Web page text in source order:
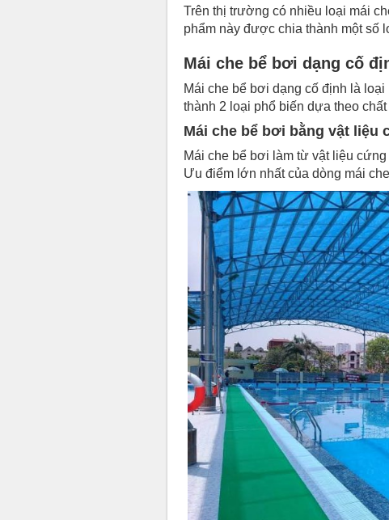
Trên thị trường có nhiều loại mái
phẩm này được chia thành một số
Mái che bể bơi dạng cố
Mái che bể bơi dạng cố định là
thành 2 loại phổ biến dựa theo chất
Mái che bể bơi bằng vật liệu
Mái che bể bơi làm từ vật liệu
Ưu điểm lớn nhất của dòng mái